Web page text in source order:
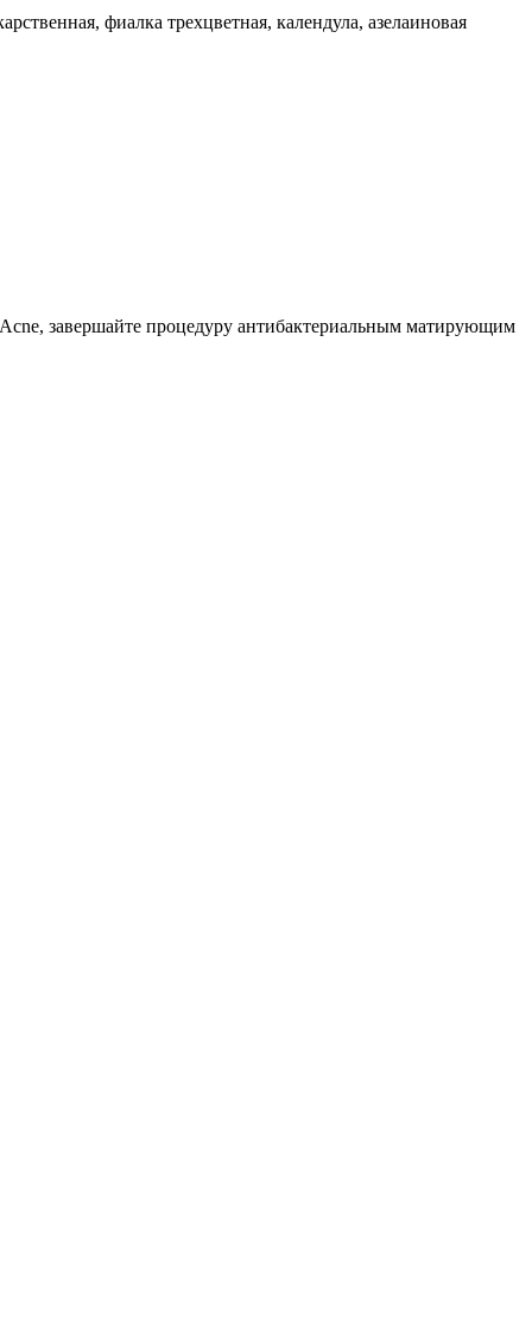
фиалка трехцветная, календула, азелаиновая
завершайте процедуру антибактериальным матирующим